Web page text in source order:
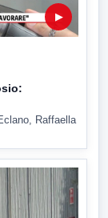
▶
Raffaella